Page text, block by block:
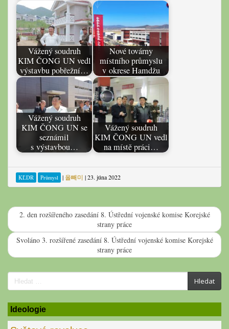
Vážený soudruh
KIM ČONG UN vedl
výstavbu pobřežní…
Nové továrny
místního průmyslu
v okrese Hamdžu
Vážený soudruh
KIM ČONG UN se
seznámil
s výstavbou…
Vážený soudruh
KIM ČONG UN vedl
na místě práci…
KĽDR Průmysl | 올빼미 |23. júna 2022
2. den rozšířeného zasedání 8. Ústřední vojenské komise Korejské
strany práce
Svoláno 3. rozšířené zasedání 8. Ústřední vojenské komise Korejské
strany práce
Search
for:
Hledat
Ideologie